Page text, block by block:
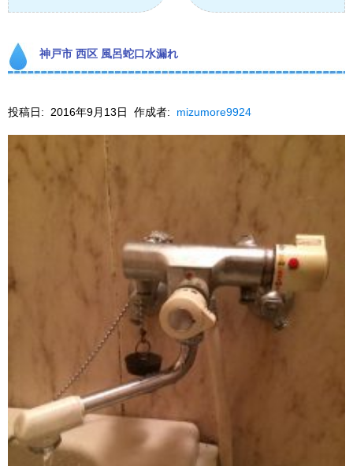
神戸市 西区 風呂蛇口水漏れ
投稿日: 2016年9月13日 作成者: mizumore9924